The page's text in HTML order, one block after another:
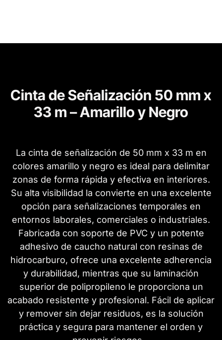
Cinta de Señalización 50 mm x
33 m – Amarillo y Negro
La cinta de señalización de 50 mm x 33 m en
colores amarillo y negro es ideal para delimitar
zonas de forma rápida y efectiva en interiores.
Su alta visibilidad la convierte en una excelente
opción para señalizaciones temporales en
entornos laborales, comerciales o industriales.
Fabricada con soporte de PVC y un potente
adhesivo de caucho natural con resinas de
hidrocarburo, ofrece una excelente adherencia
y durabilidad, mientras que su laminación
superior de polipropileno le proporciona un
acabado resistente y profesional. Fácil de aplicar
y remover sin dejar residuos, es la solución
práctica y segura para mantener el orden y